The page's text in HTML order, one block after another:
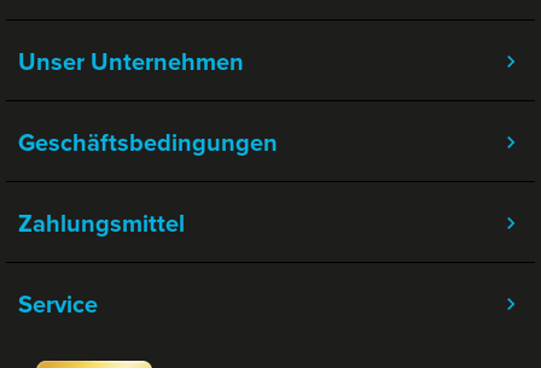
Unser Unternehmen
Geschäftsbedingungen
Service
Zahlungsmittel